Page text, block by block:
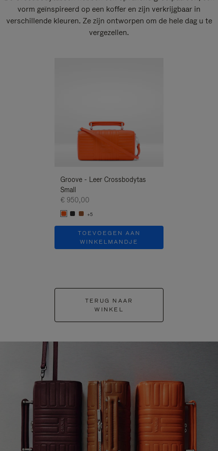
vorm geïnspireerd op een koffer en zijn verkrijgbaar in
verschillende kleuren. Ze zijn ontworpen om de hele dag u te
vergezellen.
Groove - Leer Crossbodytas
Small
€ 950,00
+5
TOEVOEGEN AAN
WINKELMANDJE
TERUG NAAR
WINKEL